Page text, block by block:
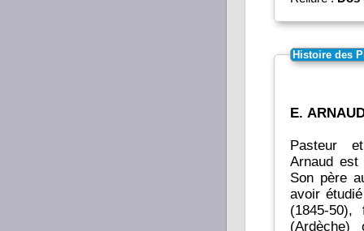
Histoire des
E.
Pasteur
Arnaud
Son père
avoir
(1845-